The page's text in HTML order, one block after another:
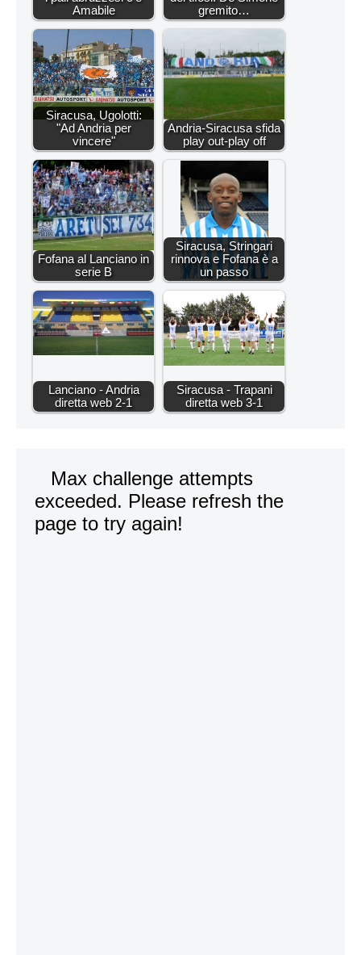
Amabile
gremito…
Siracusa, Ugolotti:
"Ad Andria per
vincere"
Andria-Siracusa sfida
play out-play off
Fofana al Lanciano in
serie B
Siracusa, Stringari
rinnova e Fofana è a
un passo
Lanciano - Andria
diretta web 2-1
Siracusa - Trapani
diretta web 3-1